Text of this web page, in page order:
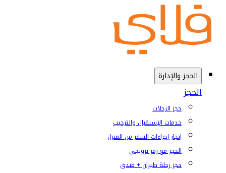
الحجز والإدارة
الحجز
حجز الرحلات
خدمات الإستقبال والترحيب
إنجاز إجراءات السفر من المنزل
الحجز مع رمز ترويجي
حجز رحلة طيران + فندق